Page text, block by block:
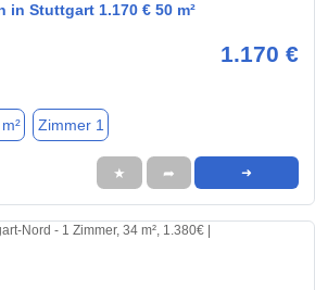
in Stuttgart 1.170 € 50 m²
1.170 €
Zimmer 1
★ ➦ ➜